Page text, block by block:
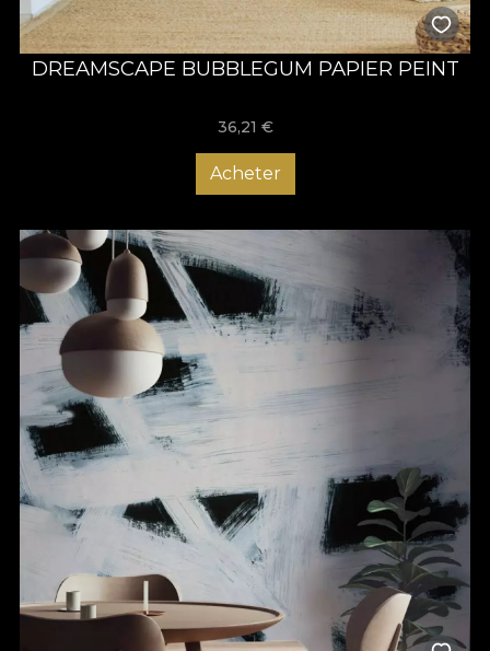
DREAMSCAPE BUBBLEGUM PAPIER PEINT
36,21 €
Acheter